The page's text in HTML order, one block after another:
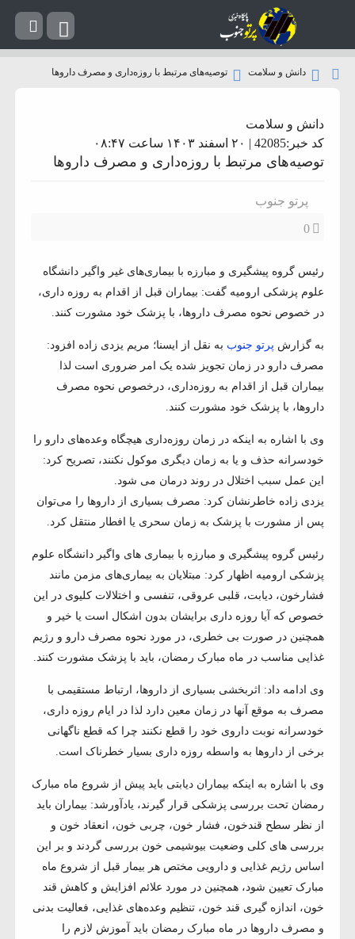
دانش و سلامت توصیه‌های مرتبط با روزه‌داری و مصرف داروها
دانش و سلامت
کد خبر:42085 | ۲۰ اسفند ۱۴۰۳ ساعت ۰۸:۴۷
توصیه‌های مرتبط با روزه‌داری و مصرف داروها
پرتو جنوب
0
رئیس گروه پیشگیری و مبارزه با بیماری‌های غیر واگیر دانشگاه
علوم پزشکی ارومیه گفت: بیماران قبل از اقدام به روزه داری،
در خصوص نحوه مصرف داروها، با پزشک خود مشورت کنند.
به گزارش پرتو جنوب به نقل از ایسنا؛ مریم یزدی زاده افزود:
مصرف دارو در زمان تجویز شده یک امر ضروری است لذا
بیماران قبل از اقدام به روزه‌داری، درخصوص نحوه مصرف
داروها، با پزشک خود مشورت کنند.
وی با اشاره به اینکه در زمان روزه‌داری هیچگاه وعده‌های دارو را
خودسرانه حذف و یا به زمان دیگری موکول نکنند، تصریح کرد:
این عمل سبب اختلال در روند درمان می شود.
یزدی زاده خاطرنشان کرد: مصرف بسیاری از داروها را می‌توان
پس از مشورت با پزشک به زمان سحری یا افطار منتقل کرد.
رئیس گروه پیشگیری و مبارزه با بیماری های واگیر دانشگاه‌ علوم
پزشکی ارومیه اظهار کرد: مبتلایان به بیماری‌های مزمن مانند
فشارخون، دیابت، قلبی عروقی، تنفسی و اختلالات کلیوی در این
خصوص که آیا روزه داری برایشان بدون اشکال است یا خیر و
همچنین در صورت بی خطری، در مورد نحوه مصرف دارو و رژیم
غذایی مناسب در ماه مبارک رمضان، باید با پزشک مشورت کنند.
وی ادامه داد: اثربخشی بسیاری از داروها، ارتباط مستقیمی با
مصرف به موقع آنها در زمان معین دارد لذا در ایام روزه داری،
خودسرانه نوبت داروی خود را قطع نکنند چرا که قطع ناگهانی
برخی از داروها به واسطه روزه داری بسیار خطرناک است.
وی با اشاره به اینکه بیماران دیابتی باید پیش از شروع ماه مبارک
رمضان تحت بررسی پزشکی قرار گیرند، یادآورشد: بیماران باید
از نظر سطح قندخون، فشار خون، چربی خون، انعقاد خون و
بررسی های کلی وضعیت بیوشیمی خون بررسی گردند و بر این
اساس رژیم غذایی و دارویی مختص هر بیمار قبل از شروع ماه
مبارک تعیین شود، همچنین در مورد علائم افزایش و کاهش قند
خون، اندازه گیری قند خون، تنظیم وعده‌های غذایی، فعالیت بدنی
و مصرف داروها در ماه مبارک رمضان باید آموزش لازم را